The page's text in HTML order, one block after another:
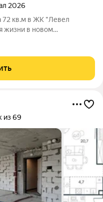
2026
72 кв.м в ЖК "Левел
жизни в новом
просто квартира, а
комфортной жизни
Объект
из 69